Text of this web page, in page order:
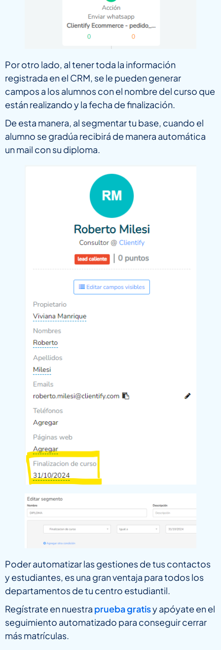
Por otro lado, al tener toda la información
registrada en el CRM, se le pueden generar
campos a los alumnos con el nombre del curso que
están realizando y la fecha de finalización.
De esta manera, al segmentar tu base, cuando el
alumno se gradúa recibirá de manera automática
un mail con su diploma.
Poder automatizar las gestiones de tus contactos
y estudiantes, es una gran ventaja para todos los
departamentos de tu centro estudiantil.
Regístrate en nuestra prueba gratisy apóyate en el
seguimiento automatizado para conseguir cerrar
más matrículas.